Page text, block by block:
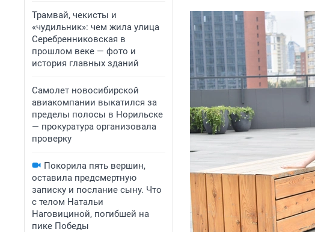
Трамвай, чекисты и
«чудильник»: чем жила улица
Серебренниковская в
прошлом веке — фото и
история главных зданий
Самолет новосибирской
авиакомпании выкатился за
пределы полосы в Норильске
— прокуратура организовала
проверку
Покорила пять вершин,
оставила предсмертную
записку и послание сыну. Что
с телом Натальи
Наговициной, погибшей на
пике Победы